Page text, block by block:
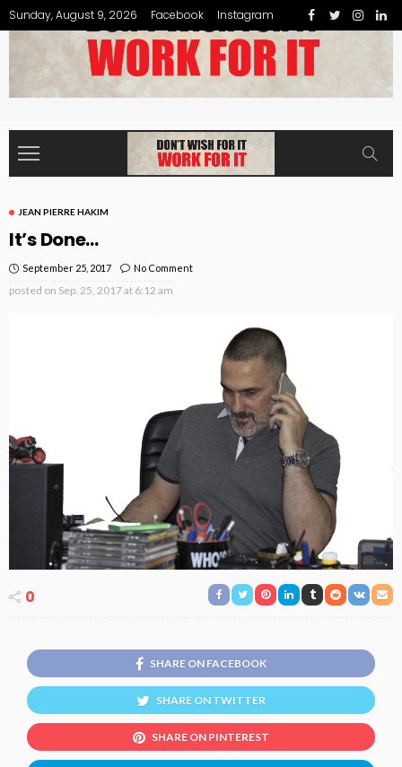
Sunday, August 9, 2026 Facebook Instagram
JEAN PIERRE HAKIM
It’s Done…
September 25, 2017 No Comment
posted on Sep. 25, 2017 at 6:12 am
0
SHARE ON FACEBOOK
SHARE ON TWITTER
SHARE ON PINTEREST